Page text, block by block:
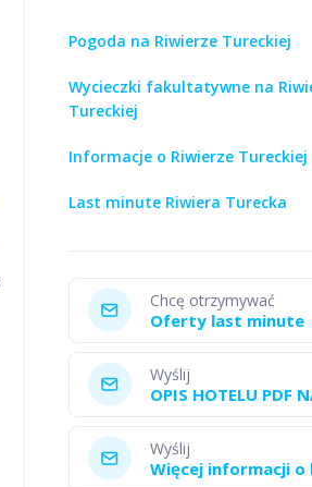
Pogoda na Riwierze Tureckiej
Wycieczki fakultatywne na
Tureckiej
Informacje o Riwierze Tureckiej
Last minute Riwiera Turecka
Chcę otrzymywać
Oferty last minute
Wyślij
OPIS HOTELU PDF
Wyślij
Więcej informacji o